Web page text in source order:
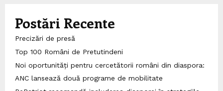
Postări Recente
Precizări de presă
Top 100 Români de Pretutindeni
Noi oportunități pentru cercetătorii români din diaspora:
ANC lansează două programe de mobilitate